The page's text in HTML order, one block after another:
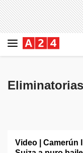
Video | Camerún